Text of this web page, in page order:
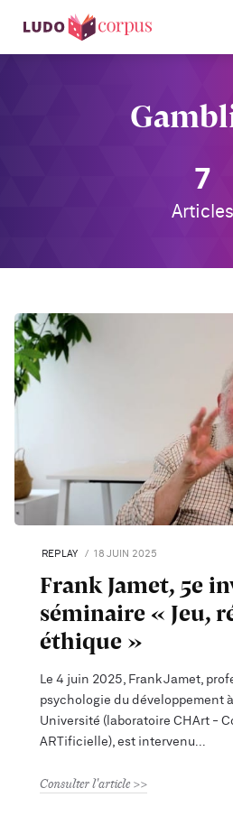
7
Articles
REPLAY 18 JUIN 2025
Frank Jamet, 5e
séminaire « Jeu,
éthique »
Le 4 juin 2025, Frank Jamet,
psychologie du développement
Université (laboratoire CHArt -
ARTificielle), est intervenu
Consulter l'article